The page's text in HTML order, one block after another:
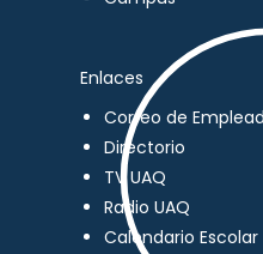
Enlaces
Correo de
Directorio
TV UAQ
Radio UAQ
Calendario Escolar